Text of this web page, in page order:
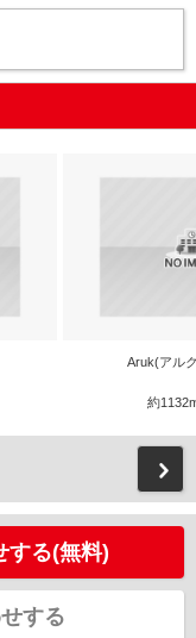
Aruk(アル
約
する(無料)
する